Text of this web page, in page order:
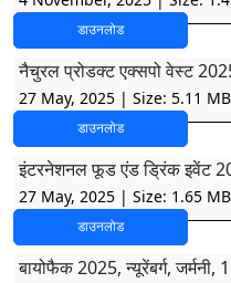
डाउनलोड
नैचुरल प्रोडक्ट एक्सपो वेस्ट
27 May, 2025 | Size: 5.11
डाउनलोड
इंटरनेशनल फूड एंड ड्रिंक इवेंट
27 May, 2025 | Size: 1.65
डाउनलोड
बायोफैक 2025, न्यूरेंबर्ग,